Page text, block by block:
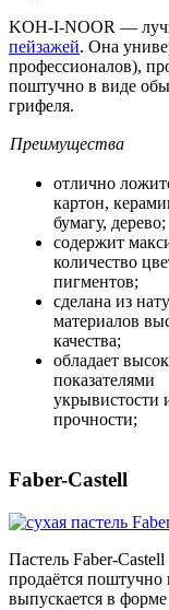
KOH-I-NOOR —
пейзажей. Она
профессионалов),
поштучно в виде
грифеля.
Преимущества
отлично
картон,
бумагу, дерево;
содержит
количество
пигментов;
сделана из
материалов
качества;
обладает
показателями
укрывистости
прочности;
Faber-Castell
Пастель Faber-
продаётся поштучно
выпускается в